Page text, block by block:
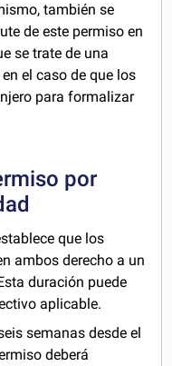
también se
de este permiso en
se trate de una
en el caso de que los
para formalizar
por
que los
ambos derecho a un
duración puede
aplicable.
semanas desde el
deberá